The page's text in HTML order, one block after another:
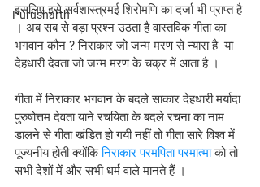
Purusharth
इसलिए इसे सर्वशास्त्रमई शिरोमणि का दर्जा भी प्राप्त है
। अब सब से बड़ा प्रश्न उठता है वास्तविक गीता का
भगवान कौन ? निराकार जो जन्म मरण से न्यारा है  या
देहधारी देवता जो जन्म मरण के चक्र में आता है ।
गीता में निराकार भगवान के बदले साकार देहधारी मर्यादा
पुरुषोत्तम देवता याने रचयिता के बदले रचना का नाम
डालने से गीता खंडित हो गयी नहीं तो गीता सारे विश्व में
पूज्यनीय होती क्योंकि निराकार परमपिता परमात्मा को तो
सभी देशों में और सभी धर्म वाले मानते हैं ।